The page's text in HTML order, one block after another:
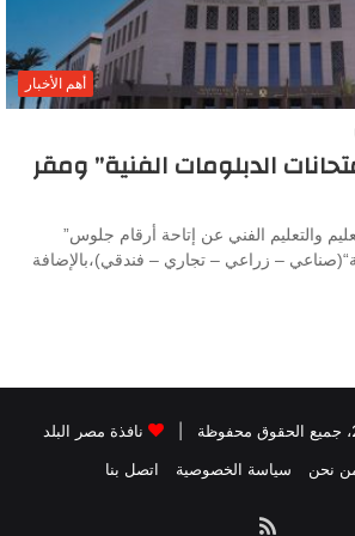
أهم الأخبار
الدبلومات الفنية” ومقر
والتعليم الفني عن إتاحة أرقام جلوس”
– زراعي – تجاري – فندقي)،بالإضافة
نافذة مصر البلد
نحن سياسة الخصوصية اتصل بنا
ملخص